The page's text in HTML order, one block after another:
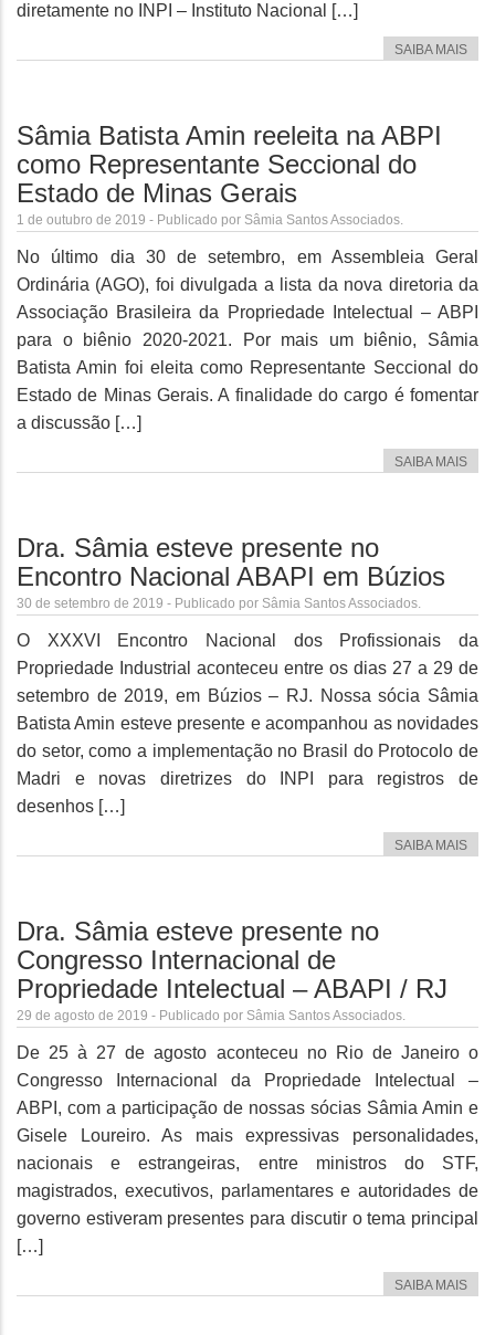
diretamente no INPI – Instituto Nacional […]
SAIBA MAIS
Sâmia Batista Amin reeleita na ABPI
como Representante Seccional do
Estado de Minas Gerais
1 de outubro de 2019 - Publicado por Sâmia Santos Associados.
No último dia 30 de setembro, em Assembleia Geral
Ordinária (AGO), foi divulgada a lista da nova diretoria da
Associação Brasileira da Propriedade Intelectual – ABPI
para o biênio 2020-2021. Por mais um biênio, Sâmia
Batista Amin foi eleita como Representante Seccional do
Estado de Minas Gerais. A finalidade do cargo é fomentar
a discussão […]
SAIBA MAIS
Dra. Sâmia esteve presente no
Encontro Nacional ABAPI em Búzios
30 de setembro de 2019 - Publicado por Sâmia Santos Associados.
O XXXVI Encontro Nacional dos Profissionais da
Propriedade Industrial aconteceu entre os dias 27 a 29 de
setembro de 2019, em Búzios – RJ. Nossa sócia Sâmia
Batista Amin esteve presente e acompanhou as novidades
do setor, como a implementação no Brasil do Protocolo de
Madri e novas diretrizes do INPI para registros de
desenhos […]
SAIBA MAIS
Dra. Sâmia esteve presente no
Congresso Internacional de
Propriedade Intelectual – ABAPI / RJ
29 de agosto de 2019 - Publicado por Sâmia Santos Associados.
De 25 à 27 de agosto aconteceu no Rio de Janeiro o
Congresso Internacional da Propriedade Intelectual –
ABPI, com a participação de nossas sócias Sâmia Amin e
Gisele Loureiro. As mais expressivas personalidades,
nacionais e estrangeiras, entre ministros do STF,
magistrados, executivos, parlamentares e autoridades de
governo estiveram presentes para discutir o tema principal
[…]
SAIBA MAIS